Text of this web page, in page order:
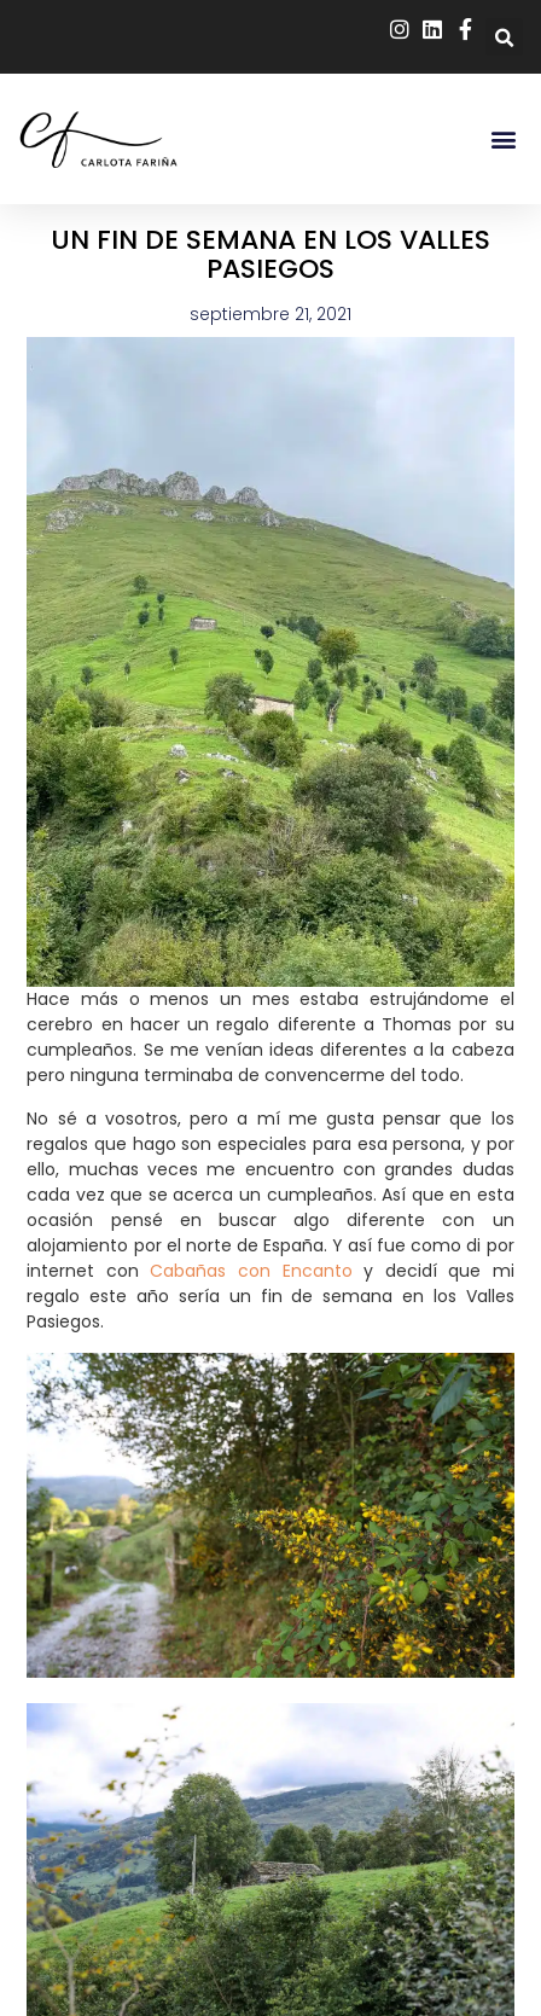
UN FIN DE SEMANA EN LOS VALLES
PASIEGOS
septiembre 21, 2021
Hace más o menos un mes estaba estrujándome el
cerebro en hacer un regalo diferente a Thomas por su
cumpleaños. Se me venían ideas diferentes a la cabeza
pero ninguna terminaba de convencerme del todo.
No sé a vosotros, pero a mí me gusta pensar que los
regalos que hago son especiales para esa persona, y por
ello, muchas veces me encuentro con grandes dudas
cada vez que se acerca un cumpleaños. Así que en esta
ocasión pensé en buscar algo diferente con un
alojamiento por el norte de España. Y así fue como di por
internet conCabañas con Encanto y decidí que mi
regalo este año sería un fin de semana en los Valles
Pasiegos.